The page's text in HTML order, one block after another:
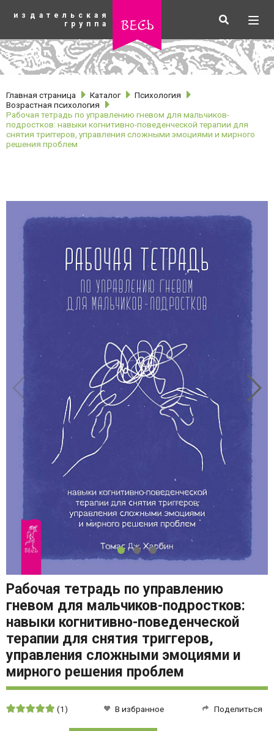
основному
издательская
группа
весь Искать
Главная страница Каталог
Психология
Возрастная психология
Рабочая тетрадь по управлению гневом для мальчиков-
подростков: навыки когнитивно-поведенческой терапии для
снятия триггеров, управления сложными эмоциями и мирного
решения проблем
Рабочая тетрадь по управлению
гневом для мальчиков-подростков:
навыки когнитивно-поведенческой
терапии для снятия триггеров,
управления сложными эмоциями и
мирного решения проблем
Средняя
(1) В избранное Поделиться